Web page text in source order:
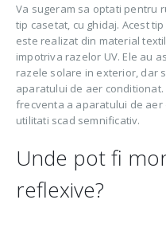
Va sugeram sa optati pentru
tip casetat, cu ghidaj. Acest
este realizat din material
impotriva razelor UV. Ele au
razele solare in exterior, dar
aparatului de aer
frecventa a aparatului de
utilitati scad semnificativ.
Unde pot fi
reflexive?